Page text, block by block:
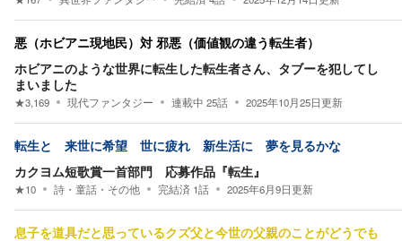
悪（ホビアニ現地民）対 邪悪（価値観の違う転生者）
ホビアニのような世界に転生した転生者さん、タブーを犯してし
まいました
★3,169 現代ファンタジー 連載中 25話 2025年10月25日更新
転生と 来世に希望 世に疲れ 新生活に 夢を見るかな
カクヨム短歌賞一首部門 応募作品『転生』
★10 詩・童話・その他 完結済 1話 2025年6月9日更新
息子を道具だと思っているクズ父と今世の父親のことがどうでも